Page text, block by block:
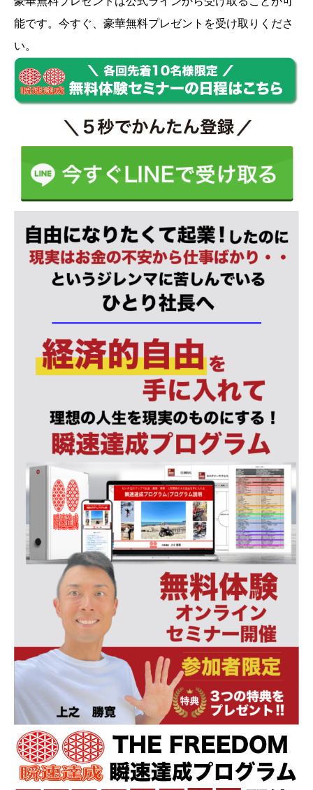
能です。今すぐ、豪華無料プレゼントを受け取りくださ
い。